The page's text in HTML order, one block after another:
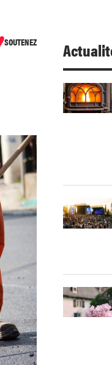
SOUTENEZ